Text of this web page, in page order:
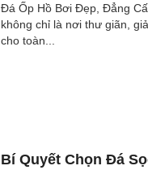
Đá Ốp Hồ Bơi Đẹp, Đẳng
không chỉ là nơi thư giãn,
cho toàn...
Bí Quyết Chọn Đá